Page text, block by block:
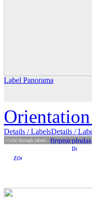
Label Panorama
Details / LabelsDetails /
Cycle through labels: